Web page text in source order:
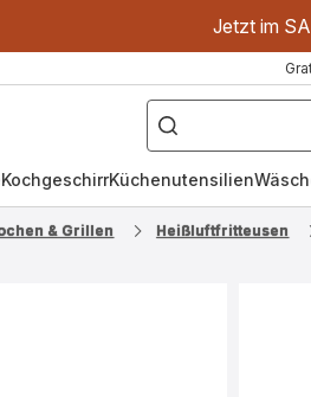
Jetzt im
["OptiGrill","Easy
Fry","Pfanne"]
KochgeschirrKüchenutensilien
& Grillen Heißluftfritteusen